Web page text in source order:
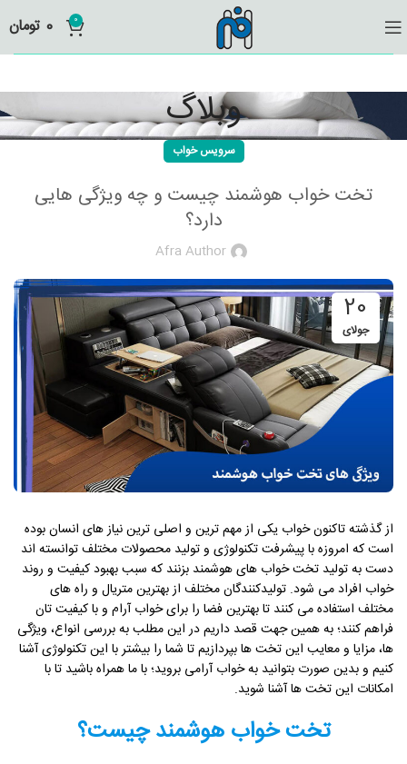
0
0 تومان
وبلاگ
سرویس خواب
تخت خواب هوشمند چیست و چه ویژگی هایی
دارد؟
Afra Author
20
جولای
از گذشته تاکنون خواب یکی از مهم ترین و اصلی ترین نیاز های انسان بوده
است که امروزه با پیشرفت تکنولوژی و تولید محصولات مختلف توانسته اند
دست به تولید تخت خواب های هوشمند بزنند که سبب بهبود کیفیت و روند
خواب افراد می شود. تولیدکنندگان مختلف از بهترین متریال و راه های
مختلف استفاده می کنند تا بهترین فضا را برای خواب آرام و با کیفیت تان
فراهم کنند؛ به همین جهت قصد داریم در این مطلب به بررسی انواع، ویژگی
ها، مزایا و معایب این تخت ها بپردازیم تا شما را بیشتر با این تکنولوژی آشنا
کنیم و بدین صورت بتوانید به خواب آرامی بروید؛ با ما همراه باشید تا با
امکانات این تخت ها آشنا شوید.
تخت خواب هوشمند چیست؟